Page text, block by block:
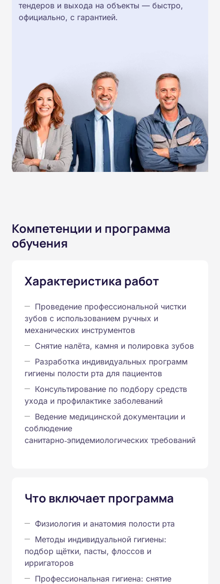
тендеров и выхода на объекты — быстро,
официально, с гарантией.
Компетенции и программа
обучения
Характеристика работ
Проведение профессиональной чистки
зубов с использованием ручных и
механических инструментов
Снятие налёта, камня и полировка зубов
Разработка индивидуальных программ
гигиены полости рта для пациентов
Консультирование по подбору средств
ухода и профилактике заболеваний
Ведение медицинской документации и
соблюдение
санитарно‑эпидемиологических требований
Что включает программа
Физиология и анатомия полости рта
Методы индивидуальной гигиены:
подбор щётки, пасты, флоссов и
ирригаторов
Профессиональная гигиена: снятие